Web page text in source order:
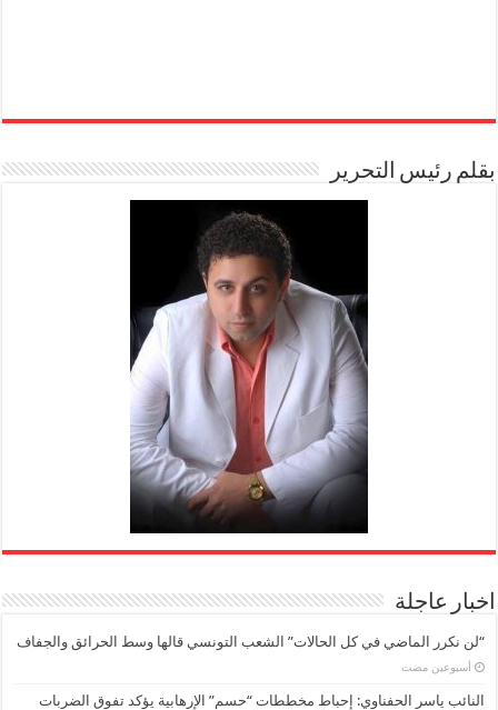
بقلم رئيس التحرير
اخبار عاجلة
“لن نكرر الماضي في كل الحالات” الشعب التونسي قالها وسط الحرائق والجفاف
‏أسبوعين مضت
النائب ياسر الحفناوي: إحباط مخططات “حسم” الإرهابية يؤكد تفوق الضربات